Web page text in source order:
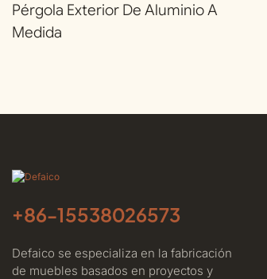
Pérgola Exterior De Aluminio A
Medida
+86-15538026573
Defaico se especializa en la fabricación
de muebles basados ​​en proyectos y